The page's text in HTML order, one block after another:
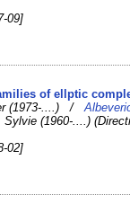
09]
of ellptic
(1973-....) /
, Sylvie (1960-....)
02]